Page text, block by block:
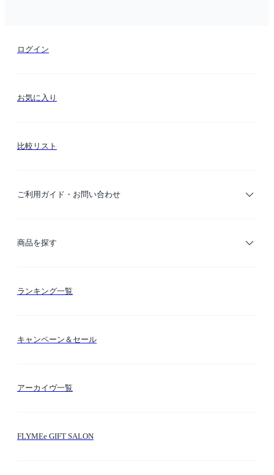
ログイン
お気に入り
比較リスト
ご利用ガイド・お問い合わせ
ご利用ガイド
商品を探す
カテゴリー検索
ランキング一覧
キャンペーン＆セール
アーカイヴ一覧
FLYMEe GIFT SALON